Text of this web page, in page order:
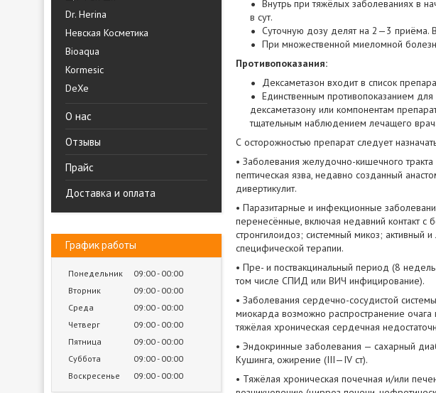
Dr. Herina
Невская Косметика
Bioaqua
Kormesic
DeXe
О нас
Отзывы
Прайс
Доставка и оплата
График работы
Понедельник 09:00 00:00
Вторник
09:00 00:00
Среда
09:00 00:00
Четверг
09:00 00:00
Пятница
09:00 00:00
Суббота
09:00 00:00
Воскресенье
09:00 00:00
Внутрь при тяжёлых заболеваниях в
в сут.
Суточную дозу делят на 2—3 приёма.
При множественной миеломной
Противопоказания:
Дексаметазон входит в список
Единственным противопоказанием
дексаметазону или компонентам
тщательным наблюдением лечащего
С осторожностью препарат следует
• Заболевания желудочно-кишечного тракта
пептическая язва, недавно созданный
дивертикулит.
• Паразитарные и инфекционные
перенесённые, включая недавний контакт с
стронгилоидоз; системный микоз;
специфической терапии.
• Пре- и поствакцинальный период (8
том числе СПИД или ВИЧ инфицирование).
• Заболевания сердечно-сосудистой
миокарда возможно распространение
тяжёлая хроническая сердечная
• Эндокринные заболевания — сахарный
Кушинга, ожирение (III—IV ст).
• Тяжёлая хроническая почечная и/или